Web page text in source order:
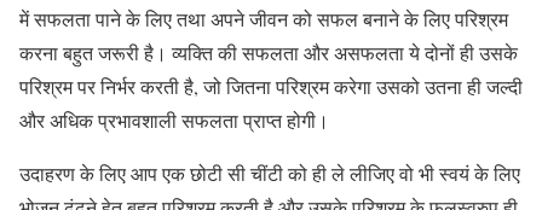
में सफलता पाने के लिए तथा अपने जीवन को सफल बनाने के लिए परिश्रम
करना बहुत जरूरी है। व्यक्ति की सफलता और असफलता ये दोनों ही उसके
परिश्रम पर निर्भर करती है, जो जितना परिश्रम करेगा उसको उतना ही जल्दी
और अधिक प्रभावशाली सफलता प्राप्त होगी।
उदाहरण के लिए आप एक छोटी सी चींटी को ही ले लीजिए वो भी स्वयं के लिए